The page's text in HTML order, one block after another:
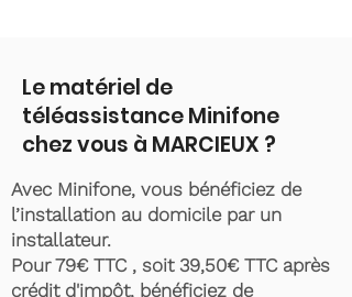
Le matériel de
téléassistance Minifone
chez vous à MARCIEUX ?
Avec Minifone, vous bénéficiez de
l’installation au domicile par un
installateur.
Pour 79€ TTC , soit 39,50€ TTC après
crédit d'impôt, bénéficiez de